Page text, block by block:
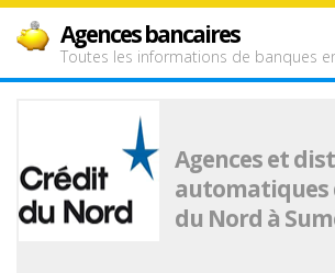
Agences bancaires
Toutes les informations de banques
Agences et
automatiques
du Nord à